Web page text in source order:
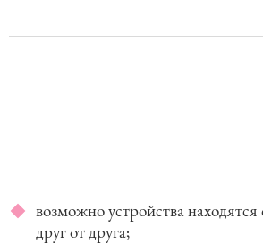
возможно устройства
друг от друга;